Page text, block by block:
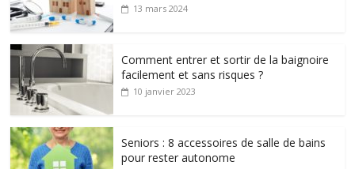
13 mars 2024
Comment entrer et sortir de la baignoire
facilement et sans risques ?
10 janvier 2023
Seniors : 8 accessoires de salle de bains
pour rester autonome